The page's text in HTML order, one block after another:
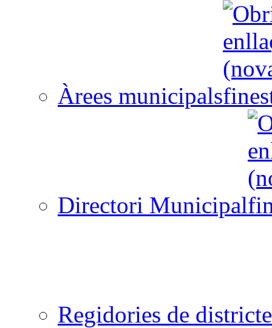
Àrees municipals
Directori Municipal
Regidories de districte